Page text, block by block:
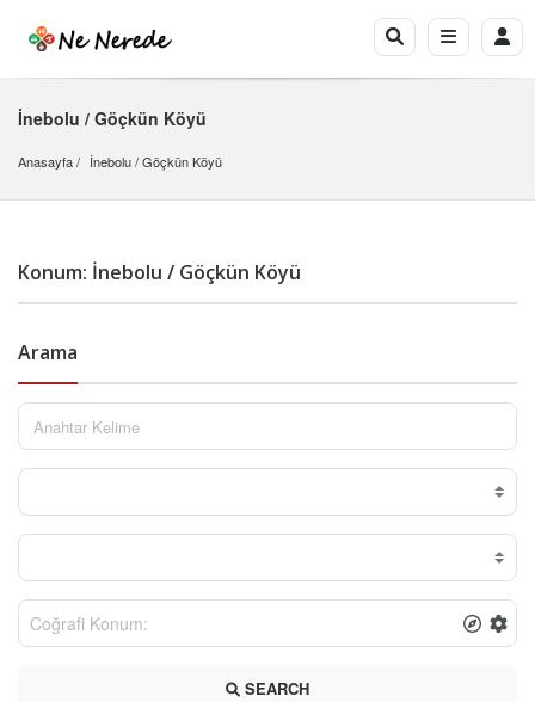
İnebolu / Göçkün Köyü
Anasayfa İnebolu / Göçkün Köyü
Konum: İnebolu / Göçkün Köyü
Arama
SEARCH